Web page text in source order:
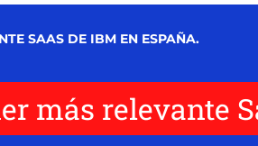
SAAS DE IBM EN ESPAÑA.
más relevante